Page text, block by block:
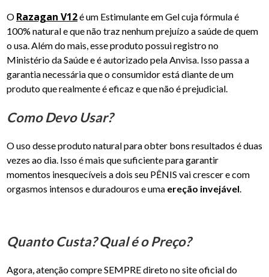
O Razagan V12é um Estimulante em Gel cuja fórmula é
100% natural e que não traz nenhum prejuízo a saúde de quem
o usa. Além do mais, esse produto possui registro no
Ministério da Saúde e é autorizado pela Anvisa. Isso passa a
garantia necessária que o consumidor está diante de um
produto que realmente é eficaz e que não é prejudicial.
Como Devo Usar?
O uso desse produto natural para obter bons resultados é duas
vezes ao dia. Isso é mais que suficiente para garantir
momentos inesquecíveis a dois seu PÊNIS vai crescer e com
orgasmos intensos e duradouros e uma ereção invejável
Quanto Custa? Qual é o Preço?
Agora, atenção compre SEMPRE direto no site oficial do